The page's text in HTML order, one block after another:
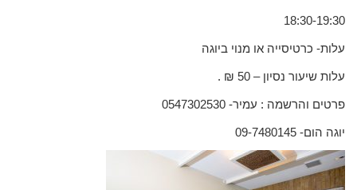
18:30-19:30
עלות- כרטיסייה או מנוי ביוגה
עלות שיעור נסיון – 50 ₪ .
פרטים והרשמה : עמיר- 0547302530
יוגה הום- 09-7480145